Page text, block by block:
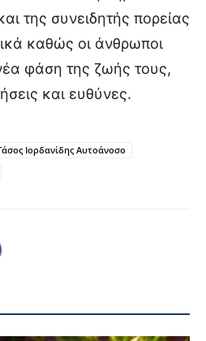
της συνειδητής πορείας
καθώς οι άνθρωποι
φάση της ζωής τους,
και ευθύνες.
Ιορδανίδης Αυτοάνοσο